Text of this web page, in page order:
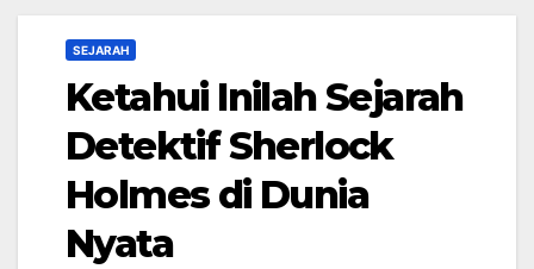
SEJARAH
Ketahui Inilah Sejarah
Detektif Sherlock
Holmes di Dunia
Nyata